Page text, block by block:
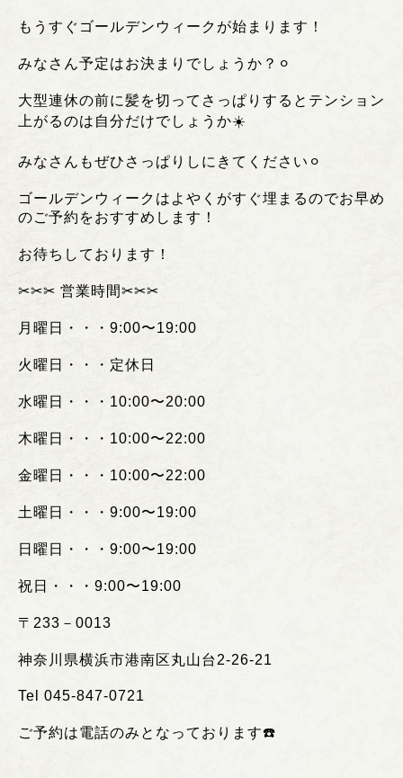
もうすぐゴールデンウィークが始まります！
みなさん予定はお決まりでしょうか？⚪︎
大型連休の前に髪を切ってさっぱりするとテンション
上がるのは自分だけでしょうか☀️
みなさんもぜひさっぱりしにきてください⚪︎
ゴールデンウィークはよやくがすぐ埋まるのでお早め
のご予約をおすすめします！
お待ちしております！
✂︎✂︎✂︎ 営業時間✂︎✂︎✂︎
月曜日・・・ 9:00〜19:00
火曜日・・・定休日
水曜日・・・ 10:00〜20:00
木曜日・・・ 10:00〜22:00
金曜日・・・ 10:00〜22:00
土曜日・・・ 9:00〜19:00
日曜日・・・ 9:00〜19:00
祝日・・・ 9:00〜19:00
〒 233 － 0013
神奈川県横浜市港南区丸山台 2-26-21
Tel 045-847-0721
ご予約は電話のみとなっております☎️